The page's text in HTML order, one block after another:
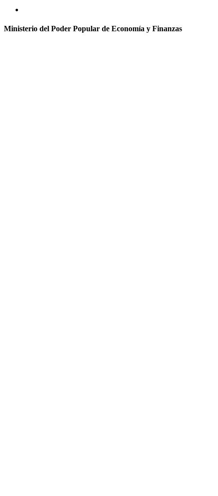
Ministerio del Poder Popular de Economía y Finanzas